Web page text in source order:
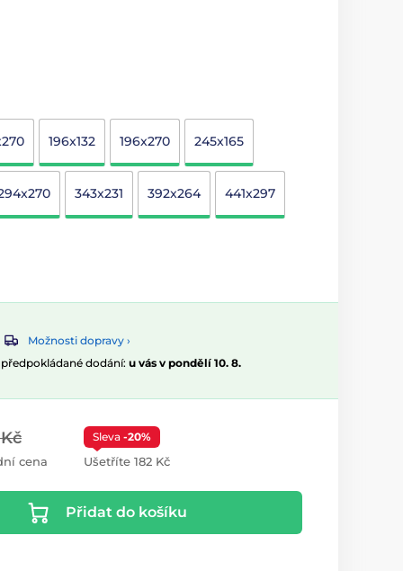
196x132 196x270 245x165
343x231 392x264 441x297
Možnosti dopravy ›
dodání: u vás v pondělí 10. 8.
cena
Sleva -20%
Ušetříte 182 Kč
Přidat do košíku